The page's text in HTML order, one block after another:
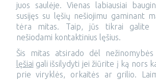
juos saulėje. Vienas labiausiai
susijęs su lęšių nešiojimu gaminant
tėra mitas. Taip, jūs tikrai galite
nešiodami kontaktinius lęšius.
Šis mitas atsirado dėl
lęšiai gali išsilydyti jei žiūrite į ką nors
prie viryklės, orkaitės ar grilio.